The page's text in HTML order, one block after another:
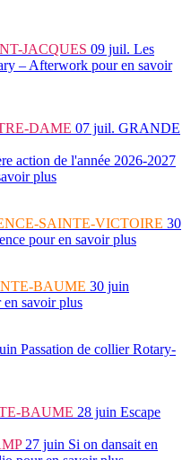
JACQUES 09 juil. Les
– Afterwork pour en savoir
DAME 07 juil. GRANDE
action de l'année 2026-2027
plus
SAINTE-VICTOIRE 30
pour en savoir plus
BAUME 30 juin
en savoir plus
Passation de collier Rotary-
BAUME 28 juin Escape
27 juin Si on dansait en